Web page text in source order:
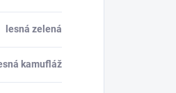
lesná zelená
kamufláž